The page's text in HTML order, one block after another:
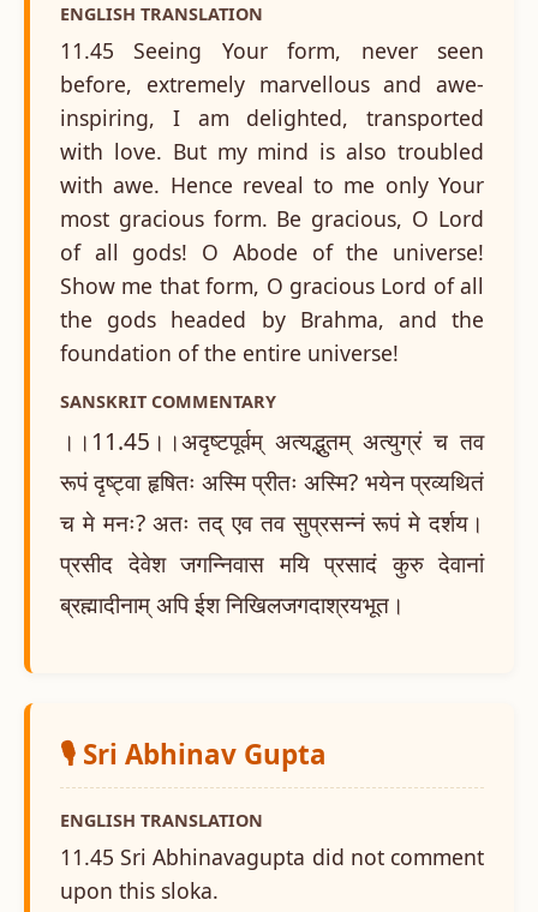
ENGLISH TRANSLATION
11.45 Seeing Your form, never seen
before, extremely marvellous and awe-
inspiring, I am delighted, transported
with love. But my mind is also troubled
with awe. Hence reveal to me only Your
most gracious form. Be gracious, O Lord
of all gods! O Abode of the universe!
Show me that form, O gracious Lord of all
the gods headed by Brahma, and the
foundation of the entire universe!
SANSKRIT COMMENTARY
।।11.45।।अदृष्टपूर्वम् अत्यद्भुतम् अत्युग्रं च तव
रूपं दृष्ट्वा हृषितः अस्मि प्रीतः अस्मि? भयेन प्रव्यथितं
च मे मनः? अतः तद् एव तव सुप्रसन्नं रूपं मे दर्शय।
प्रसीद देवेश जगन्निवास मयि प्रसादं कुरु देवानां
ब्रह्मादीनाम् अपि ईश निखिलजगदाश्रयभूत।
🎙️ Sri Abhinav Gupta
ENGLISH TRANSLATION
11.45 Sri Abhinavagupta did not comment
upon this sloka.